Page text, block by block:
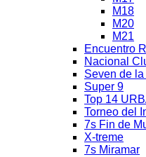
M18
M20
M21
Encuentro
Nacional
Seven de
Super 9
Top 14
Torneo del
7s Fin de
X-treme
7s Miramar